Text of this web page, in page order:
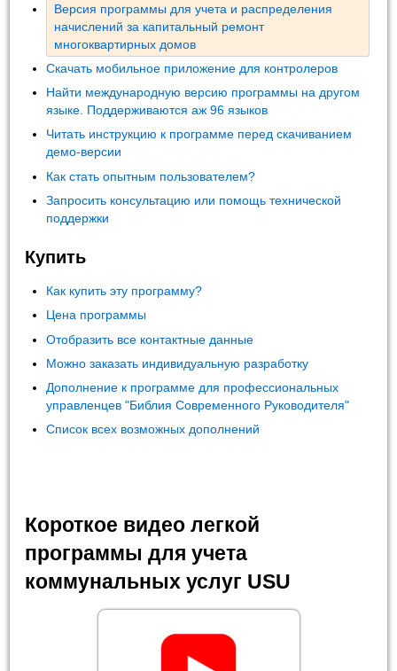
Версия программы для учета и распределения
начислений за капитальный ремонт
многоквартирных домов
Скачать мобильное приложение для контролеров
Найти международную версию программы на другом
языке. Поддерживаются аж 96 языков
Читать инструкцию к программе перед скачиванием
демо-версии
Как стать опытным пользователем?
Запросить консультацию или помощь технической
поддержки
Купить
Как купить эту программу?
Цена программы
Отобразить все контактные данные
Можно заказать индивидуальную разработку
Дополнение к программе для профессиональных
управленцев "Библия Современного Руководителя"
Список всех возможных дополнений
Короткое видео легкой
программы для учета
коммунальных услуг USU